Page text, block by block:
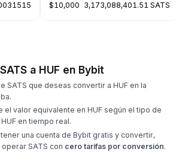
$10,000 3,173,088,401.51 SATS
a HUF en Bybit
SATS que deseas convertir a HUF en la
el valor equivalente en HUF según el tipo de
en tiempo real.
una cuenta de Bybit gratis y convertir,
SATS con cero tarifas por conversión.